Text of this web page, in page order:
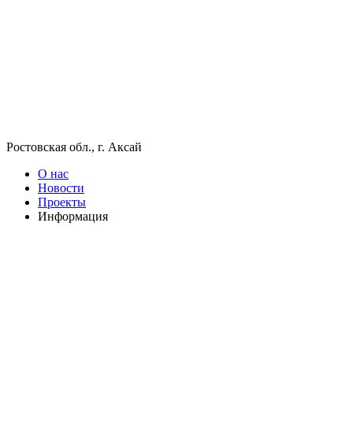
Ростовская обл., г. Аксай
О нас
Новости
Проекты
Информация